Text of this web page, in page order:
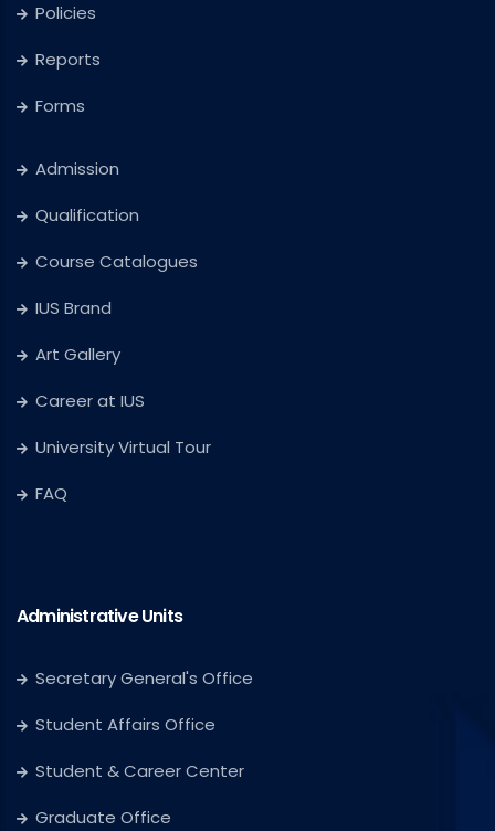
Policies
Reports
Forms
Admission
Qualification
Course Catalogues
IUS Brand
Art Gallery
Career at IUS
University Virtual Tour
FAQ
Administrative Units
Secretary General's Office
Student Affairs Office
Student & Career Center
Graduate Office